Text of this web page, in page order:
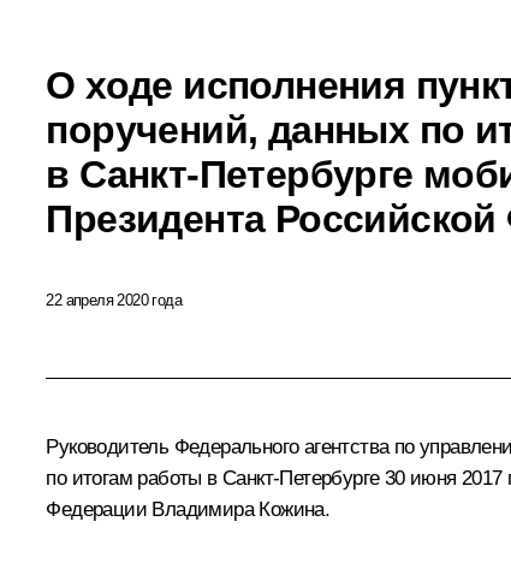
О ходе исполнения
поручений, данных по
в Санкт-Петербурге
Президента
22 апреля 2020 года
Руководитель Федерального агентства по
по итогам работы в Санкт-Петербурге 30 июня
Федерации Владимира Кожина.